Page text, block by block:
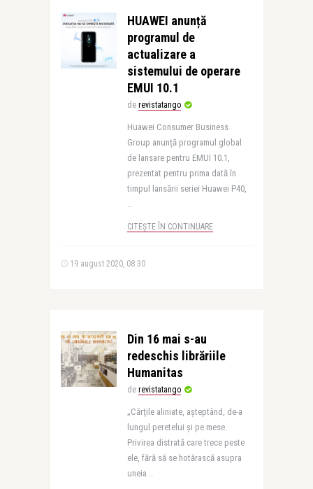
HUAWEI anunță
programul de
actualizare a
sistemului de operare
EMUI 10.1
de revistatango
Huawei Consumer Business
Group anunță programul global
de lansare pentru EMUI 10.1,
prezentat pentru prima dată în
timpul lansării seriei Huawei P40,
..
CITEȘTE ÎN CONTINUARE
19 august 2020, 08:30
Din 16 mai s-au
redeschis librăriile
Humanitas
de revistatango
„Cărţile aliniate, aşteptând, de-a
lungul peretelui și pe mese.
Privirea distrată care trece peste
ele, fără să se hotărască asupra
uneia ..